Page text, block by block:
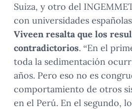
Suiza, y otro del
con universidades
Viveen resalta que los
contradictorios. “En el
toda la sedimentación
años. Pero eso no es
comportamiento de otros
en el Perú. En el segundo,